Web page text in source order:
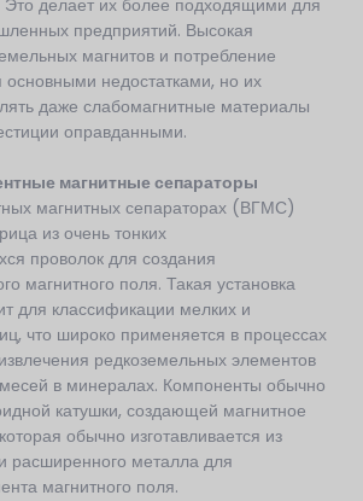
Это делает их более подходящими для
предприятий. Высокая
магнитов и потребление
основными недостатками, но их
даже слабомагнитные материалы
оправданными.
магнитные сепараторы
магнитных сепараторах (ВГМС)
из очень тонких
проволок для создания
магнитного поля. Такая установка
для классификации мелких и
что широко применяется в процессах
редкоземельных элементов
в минералах. Компоненты обычно
катушки, создающей магнитное
обычно изготавливается из
расширенного металла для
магнитного поля.